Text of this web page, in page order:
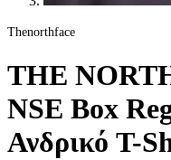
Thenorthface
THE
NSE Box
Ανδρικό T-